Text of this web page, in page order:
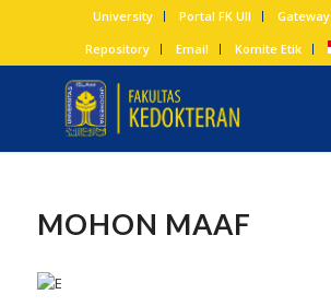
University Portal FK UII Gateway
Repository
Email Komite Etik
MOHON MAAF